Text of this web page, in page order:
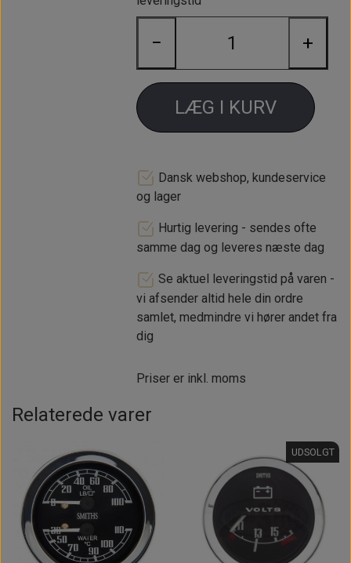
en fiberskive, den anden ende
olietryksføler - olietryksføler
monteres i enden og slangen
monteres i siden.
den ene ende med olie slangen og
fiberskive. Den anden ende ned i t-
stykket.
− +
LÆG I KURV
Dansk webshop, kundeservice
og lager
Hurtig levering - sendes ofte
samme dag og leveres næste dag
Se aktuel leveringstid på varen -
vi afsender altid hele din ordre
samlet, medmindre vi hører andet fra
dig
Priser er inkl. moms
Relaterede varer
UDSOLGT